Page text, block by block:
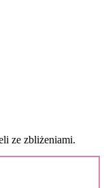
ze zbliżeniami.